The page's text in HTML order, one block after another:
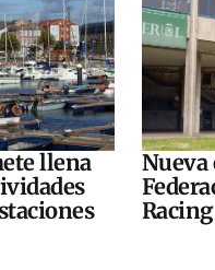
llena
Nueva